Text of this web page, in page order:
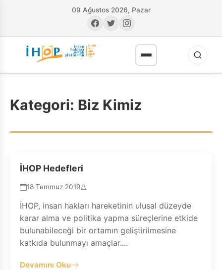
09 Ağustos 2026, Pazar
Kategori: Biz Kimiz
İHOP Hedefleri
18 Temmuz 2019
İHOP, insan hakları hareketinin ulusal düzeyde
karar alma ve politika yapma süreçlerine etkide
bulunabileceği bir ortamın geliştirilmesine
katkıda bulunmayı amaçlar....
Devamını Oku